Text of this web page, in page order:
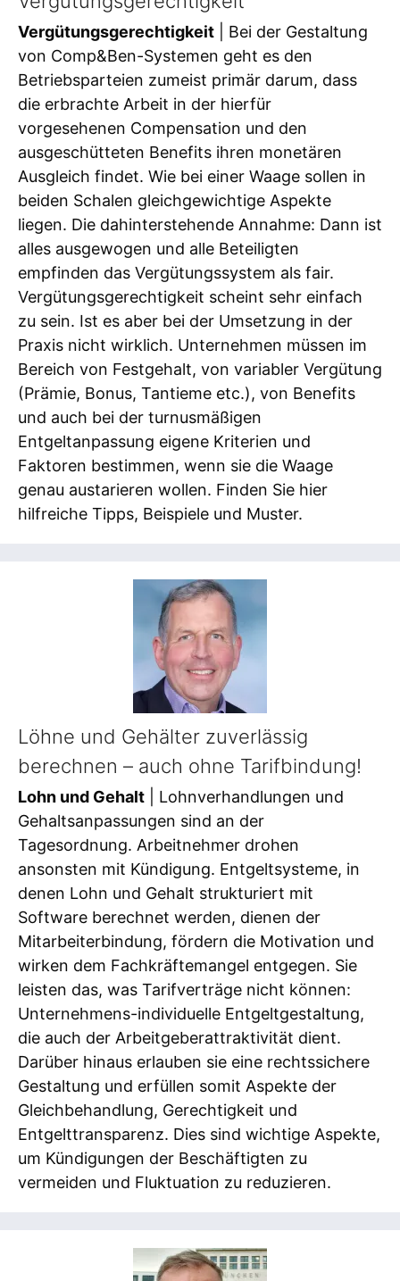
Vergütungsgerechtigkeit | Bei der Gestaltung
von Comp&Ben-Systemen geht es den
Betriebsparteien zumeist primär darum, dass
die erbrachte Arbeit in der hierfür
vorgesehenen Compensation und den
ausgeschütteten Benefits ihren monetären
Ausgleich findet. Wie bei einer Waage sollen in
beiden Schalen gleichgewichtige Aspekte
liegen. Die dahinterstehende Annahme: Dann ist
alles ausgewogen und alle Beteiligten
empfinden das Vergütungssystem als fair.
Vergütungsgerechtigkeit scheint sehr einfach
zu sein. Ist es aber bei der Umsetzung in der
Praxis nicht wirklich. Unternehmen müssen im
Bereich von Festgehalt, von variabler Vergütung
(Prämie, Bonus, Tantieme etc.), von Benefits
und auch bei der turnusmäßigen
Entgeltanpassung eigene Kriterien und
Faktoren bestimmen, wenn sie die Waage
genau austarieren wollen. Finden Sie hier
hilfreiche Tipps, Beispiele und Muster.
Löhne und Gehälter zuverlässig
berechnen – auch ohne Tarifbindung!
Lohn und Gehalt | Lohnverhandlungen und
Gehaltsanpassungen sind an der
Tagesordnung. Arbeitnehmer drohen
ansonsten mit Kündigung. Entgeltsysteme, in
denen Lohn und Gehalt strukturiert mit
Software berechnet werden, dienen der
Mitarbeiterbindung, fördern die Motivation und
wirken dem Fachkräftemangel entgegen. Sie
leisten das, was Tarifverträge nicht können:
Unternehmens-individuelle Entgeltgestaltung,
die auch der Arbeitgeberattraktivität dient.
Darüber hinaus erlauben sie eine rechtssichere
Gestaltung und erfüllen somit Aspekte der
Gleichbehandlung, Gerechtigkeit und
Entgelttransparenz. Dies sind wichtige Aspekte,
um Kündigungen der Beschäftigten zu
vermeiden und Fluktuation zu reduzieren.